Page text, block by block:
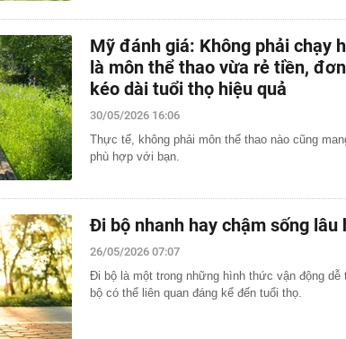
Mỹ đánh giá: Không phải chạy
là môn thể thao vừa rẻ tiền,
kéo dài tuổi thọ hiệu quả
30/05/2026 16:06
Thực tế, không phải môn thể thao nào cũng
phù hợp với bạn.
Đi bộ nhanh hay chậm sống lâu
26/05/2026 07:07
Đi bộ là một trong những hình thức vận động dễ
bộ có thể liên quan đáng kể đến tuổi thọ.